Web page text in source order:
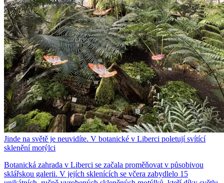
Jinde na světě je neuvidíte. V botanické v Liberci poletují svítící
sklenění motýlci
Botanická zahrada v Liberci se začala proměňovat v působivou
sklářskou galerii. V jejích sklenících se včera zabydlelo 15